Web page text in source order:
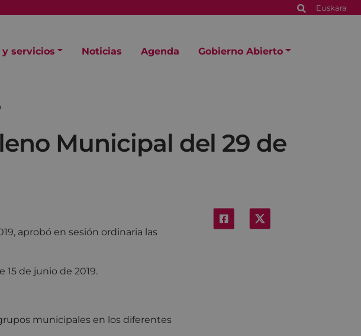
Euskara
servicios Noticias Agenda Gobierno Abierto
Municipal del 29 de
aprobó en sesión ordinaria las
de junio de 2019.
municipales en los diferentes